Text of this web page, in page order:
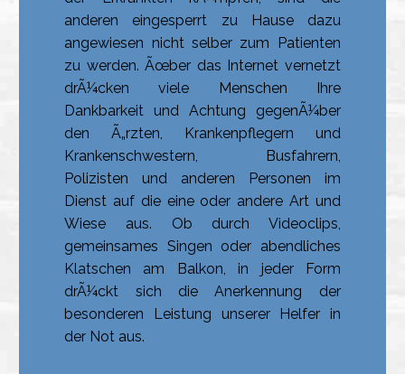
anderen eingesperrt zu Hause dazu
angewiesen nicht selber zum Patienten
zu werden. Ãœber das Internet vernetzt
drÃ¼cken viele Menschen Ihre
Dankbarkeit und Achtung gegenÃ¼ber
den Ã„rzten, Krankenpflegern und
Krankenschwestern, Busfahrern,
Polizisten und anderen Personen im
Dienst auf die eine oder andere Art und
Wiese aus. Ob durch Videoclips,
gemeinsames Singen oder abendliches
Klatschen am Balkon, in jeder Form
drÃ¼ckt sich die Anerkennung der
besonderen Leistung unserer Helfer in
der Not aus.